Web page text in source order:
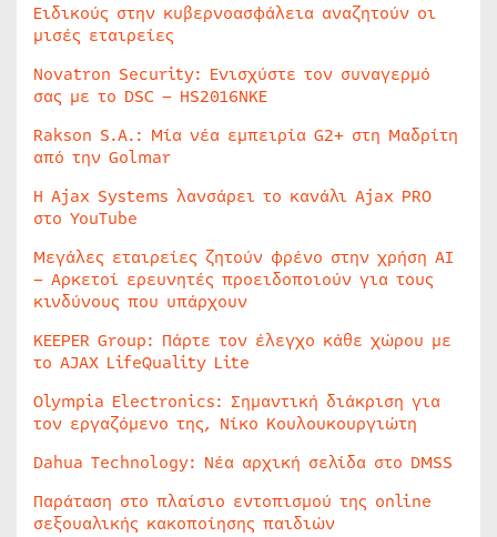
Ειδικούς στην κυβερνοασφάλεια αναζητούν οι
μισές εταιρείες
Novatron Security: Ενισχύστε τον συναγερμό
σας με το DSC – HS2016NKE
Rakson S.A.: Μία νέα εμπειρία G2+ στη Μαδρίτη
από την Golmar
Η Ajax Systems λανσάρει το κανάλι Ajax PRO
στο YouTube
Μεγάλες εταιρείες ζητούν φρένο στην χρήση AI
– Αρκετοί ερευνητές προειδοποιούν για τους
κινδύνους που υπάρχουν
KEEPER Group: Πάρτε τον έλεγχο κάθε χώρου με
το AJAX LifeQuality Lite
Olympia Electronics: Σημαντική διάκριση για
τον εργαζόμενο της, Νίκο Κουλουκουργιώτη
Dahua Technology: Νέα αρχική σελίδα στο DMSS
Παράταση στο πλαίσιο εντοπισμού της online
σεξουαλικής κακοποίησης παιδιών